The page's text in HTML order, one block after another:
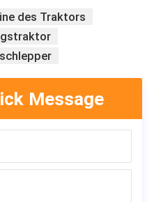
des Traktors
Message